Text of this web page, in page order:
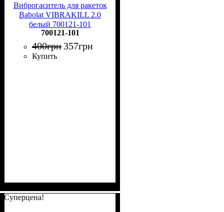
Виброгаситель для ракеток
Babolat VIBRAKILL 2.0
белый 700121-101
700121-101
400грн 357грн
Купить
Суперцена!